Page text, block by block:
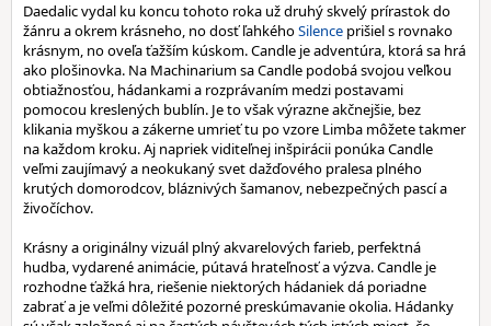
Daedalic vydal ku koncu tohoto roka už druhý skvelý prírastok do
žánru a okrem krásneho, no dosť ľahkéhoSilence prišiel s rovnako
krásnym, no oveľa ťažším kúskom. Candle je adventúra, ktorá sa hrá
ako plošinovka. Na Machinarium sa Candle podobá svojou veľkou
obtiažnosťou, hádankami a rozprávaním medzi postavami
pomocou kreslených bublín. Je to však výrazne akčnejšie, bez
klikania myškou a zákerne umrieť tu po vzore Limba môžete takmer
na každom kroku. Aj napriek viditeľnej inšpirácii ponúka Candle
veľmi zaujímavý a neokukaný svet dažďového pralesa plného
krutých domorodcov, bláznivých šamanov, nebezpečných pascí a
živočíchov.
Krásny a originálny vizuál plný akvarelových farieb, perfektná
hudba, vydarené animácie, pútavá hrateľnosť a výzva. Candle je
rozhodne ťažká hra, riešenie niektorých hádaniek dá poriadne
zabrať a je veľmi dôležité pozorné preskúmavanie okolia. Hádanky